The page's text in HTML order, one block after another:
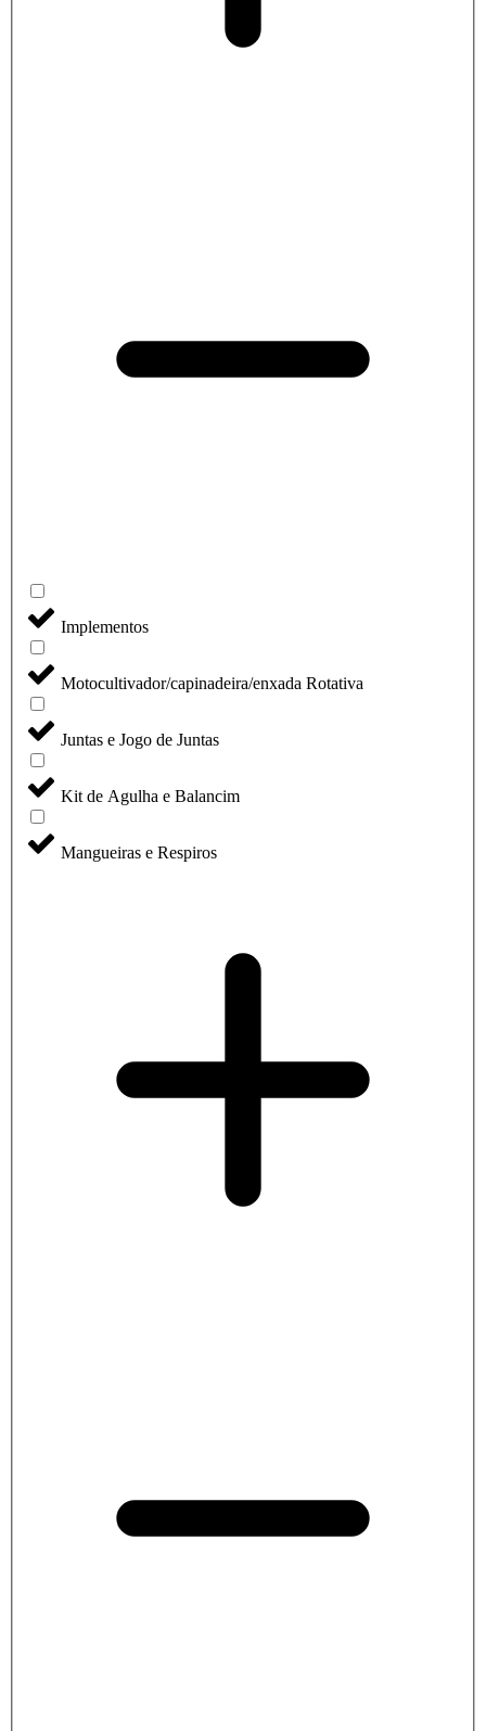
Implementos
Motocultivador/capinadeira/enxada Rotativa
Juntas e Jogo de Juntas
Kit de Agulha e Balancim
Mangueiras e Respiros